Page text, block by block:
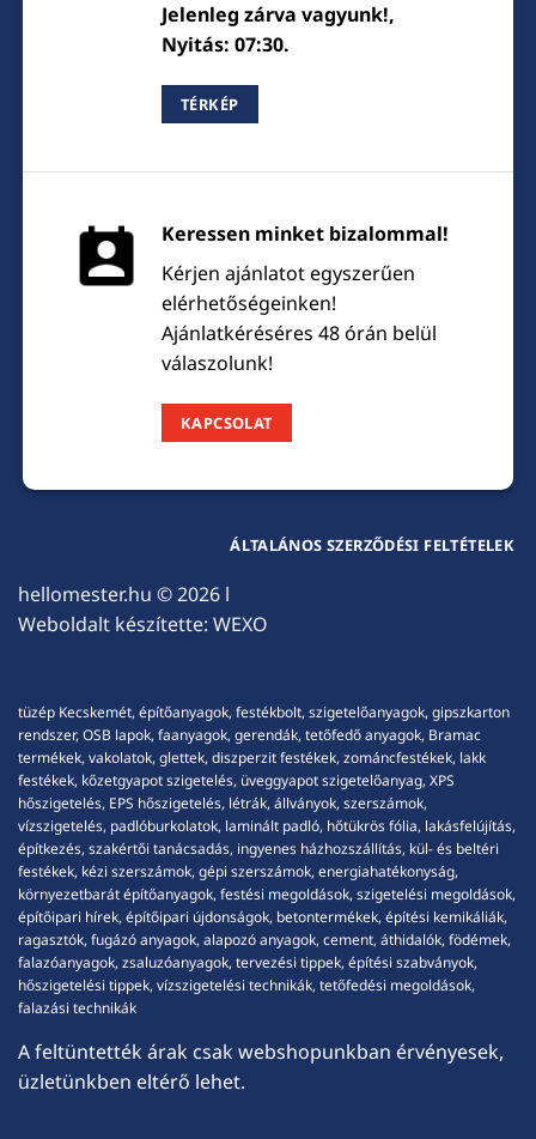
Jelenleg zárva vagyunk!,
Nyitás: 07:30.
TÉRKÉP
Keressen minket bizalommal!
Kérjen ajánlatot egyszerűen
elérhetőségeinken!
Ajánlatkéréséres 48 órán belül
válaszolunk!
KAPCSOLAT
hellomester.hu © 2026 l
Weboldalt készítette: WEXO
ÁLTALÁNOS SZERZŐDÉSI FELTÉTELEK
tüzép Kecskemét, építőanyagok, festékbolt, szigetelőanyagok, gipszkarton
rendszer, OSB lapok, faanyagok, gerendák, tetőfedő anyagok, Bramac
termékek, vakolatok, glettek, diszperzit festékek, zománcfestékek, lakk
festékek, kőzetgyapot szigetelés, üveggyapot szigetelőanyag, XPS
hőszigetelés, EPS hőszigetelés, létrák, állványok, szerszámok,
vízszigetelés, padlóburkolatok, laminált padló, hőtükrös fólia, lakásfelújítás,
építkezés, szakértői tanácsadás, ingyenes házhozszállítás, kül- és beltéri
festékek, kézi szerszámok, gépi szerszámok, energiahatékonyság,
környezetbarát építőanyagok, festési megoldások, szigetelési megoldások,
építőipari hírek, építőipari újdonságok, betontermékek, építési kemikáliák,
ragasztók, fugázó anyagok, alapozó anyagok, cement, áthidalók, födémek,
falazóanyagok, zsaluzóanyagok, tervezési tippek, építési szabványok,
hőszigetelési tippek, vízszigetelési technikák, tetőfedési megoldások,
falazási technikák
A feltüntették árak csak webshopunkban érvényesek,
üzletünkben eltérő lehet.